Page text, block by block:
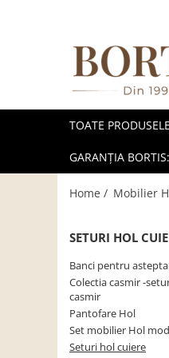
Toate Produsele
Fotolii balansoar/relaxante
Coltare/canapele in L
Comode stil clasic/rustic
Fotolii extensibile
Masute de cafea
Mese sufragerie/dining
Rafturi/ etajere carti
TOATE PRODUSELE
GARANȚIA
Home / Mobilier
SETURI HOL
Banci pentru
Colectia casmir -
casmir
Pantofare Hol
Set mobilier Hol
Seturi hol cuiere